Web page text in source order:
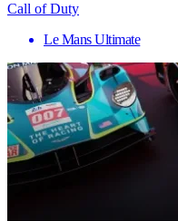
Call of Duty
Le Mans Ultimate